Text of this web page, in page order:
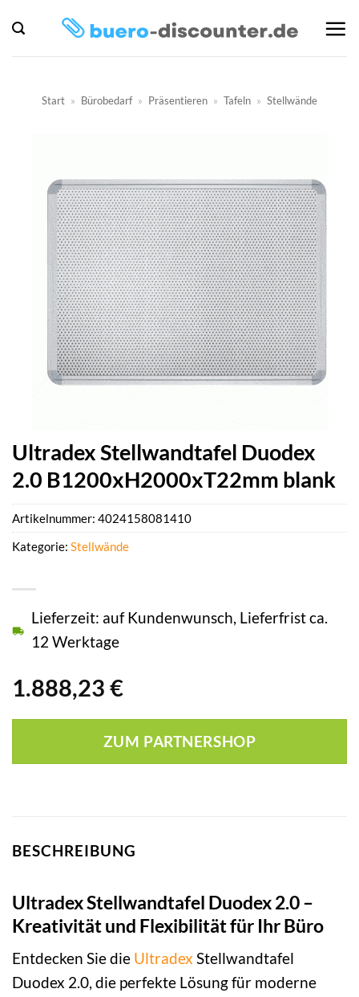
Inhalt
springen
Start » Bürobedarf » Präsentieren » Tafeln » Stellwände
Ultradex Stellwandtafel Duodex
2.0 B1200xH2000xT22mm blank
1.888,23 €
Lieferzeit: auf Kundenwunsch, Lieferfrist ca.
12 Werktage
ZUM PARTNERSHOP
Artikelnummer: 4024158081410
Kategorie: Stellwände
BESCHREIBUNG
Ultradex Stellwandtafel Duodex 2.0 –
Kreativität und Flexibilität für Ihr Büro
Entdecken Sie die Ultradex Stellwandtafel
Duodex 2.0, die perfekte Lösung für moderne